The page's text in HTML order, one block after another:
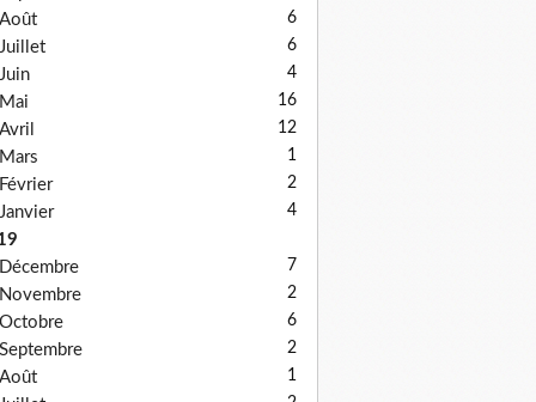
Août 6
Juillet 6
Juin 4
Mai 16
Avril 12
Mars 1
Février 2
Janvier 4
Décembre
7
Novembre 2
Octobre 6
Septembre 2
Août 1